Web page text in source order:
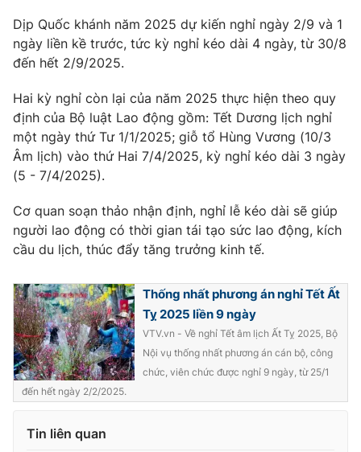
Tổng Biên tập:Vũ Thanh Thủy
Phó Tổng Biên tập:Nguyễn Thị Mỹ Hạnh, Phạm Quốc Thắng,
Nguyễn Trọng Ninh
Ðiện thoại Thời báo VTV:024.66 897 897
Email:toasoan@vtv.vn
Liên hệ quảng cáo: 024-7300.7108
® Cấm sao chép dưới mọi hình thức nếu không có sự chấp
thuận bằng văn bản. Ghi rõ nguồn VTV.vn khi phát hành lại
thông tin từ website này.
Dịp Quốc khánh năm 2025 dự kiến nghỉ ngày 2/9 và 1
ngày liền kề trước, tức kỳ nghỉ kéo dài 4 ngày, từ 30/8
đến hết 2/9/2025.
Hai kỳ nghỉ còn lại của năm 2025 thực hiện theo quy
định của Bộ luật Lao động gồm: Tết Dương lịch nghỉ
một ngày thứ Tư 1/1/2025; giỗ tổ Hùng Vương (10/3
Âm lịch) vào thứ Hai 7/4/2025, kỳ nghỉ kéo dài 3 ngày
(5 - 7/4/2025).
Cơ quan soạn thảo nhận định, nghỉ lễ kéo dài sẽ giúp
người lao động có thời gian tái tạo sức lao động, kích
cầu du lịch, thúc đẩy tăng trưởng kinh tế.
Thống nhất phương án nghỉ Tết Ất
Tỵ 2025 liền 9 ngày
VTV.vn - Về nghỉ Tết âm lịch Ất Tỵ 2025, Bộ
Nội vụ thống nhất phương án cán bộ, công
chức, viên chức được nghỉ 9 ngày, từ 25/1
đến hết ngày 2/2/2025.
Tin liên quan